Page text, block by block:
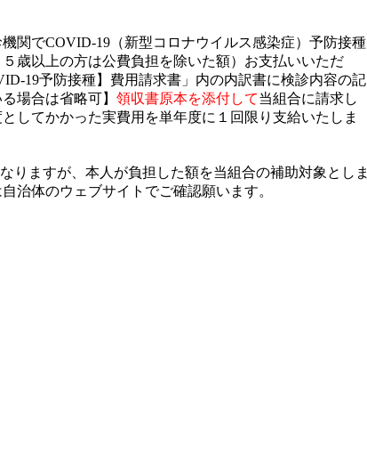
19（新型コロナウイルス感染症）予防接種
歳以上の方は公費負担を除いた額）お支払いいただ
19予防接種】費用請求書」内の内訳書に検診内容の記
場合は省略可】 領収書原本を添付して当組合に請求し
してかかった実費用を単年度に１回限り支給いたしま
りますが、本人が負担した額を当組合の補助対象としま
治体のウェブサイトでご確認願います。